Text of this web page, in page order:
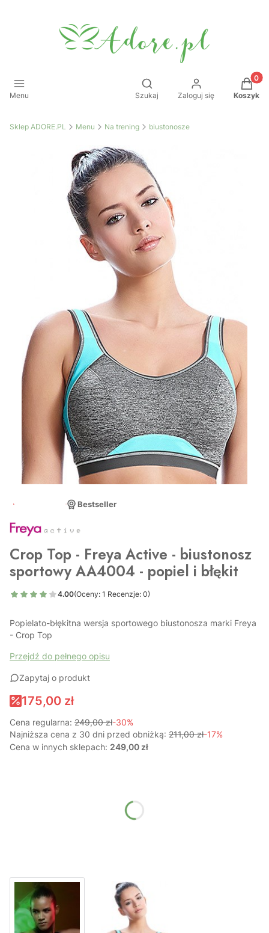
Menu
Otwórz wyszukiwarkę
Szukaj Zaloguj się Koszyk
Sklep ADORE.PL Menu Na trening biustonosze
Bestseller
Crop Top - Freya Active - biustonosz
sportowy AA4004 - popiel i błękit
4.00(Oceny: 1 Recenzje: 0)
Popielato-błękitna wersja sportowego biustonosza marki Freya
- Crop Top
Przejdź do pełnego opisu
Zapytaj o produkt
175,00 zł
Cena regularna: 249,00 zł-30%
Najniższa cena z 30 dni przed obniżką: 211,00 zł-17%
Cena w innych sklepach: 249,00 zł